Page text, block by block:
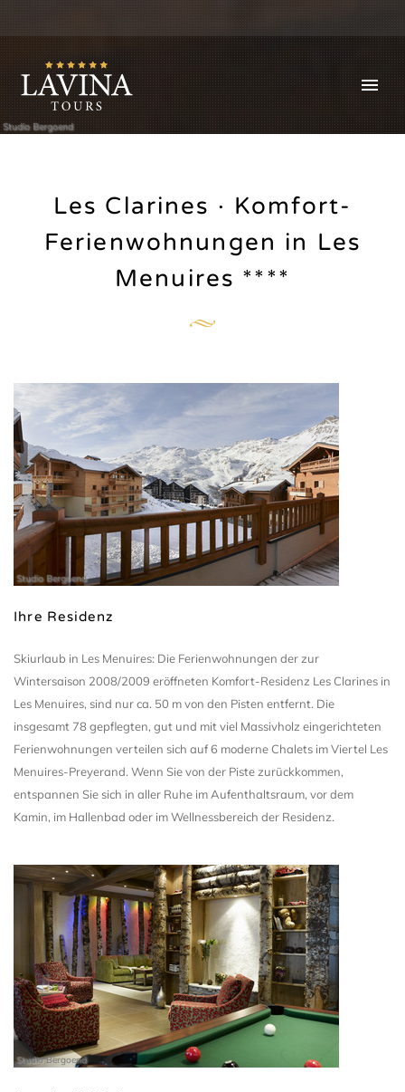
Studio Bergoend
Les Clarines · Komfort-
Ferienwohnungen in Les
Menuires ****
Studio Bergoend
Ihre Residenz
Skiurlaub in Les Menuires: Die Ferienwohnungen der zur
Wintersaison 2008/2009 eröffneten Komfort-Residenz Les Clarines in
Les Menuires, sind nur ca. 50 m von den Pisten entfernt. Die
insgesamt 78 gepflegten, gut und mit viel Massivholz eingerichteten
Ferienwohnungen verteilen sich auf 6 moderne Chalets im Viertel Les
Menuires-Preyerand. Wenn Sie von der Piste zurückkommen,
entspannen Sie sich in aller Ruhe im Aufenthaltsraum, vor dem
Kamin, im Hallenbad oder im Wellnessbereich der Residenz.
Studio Bergoend